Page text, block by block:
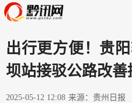
出行更方便！贵
坝站接驳公路改
2025-05-12 12:08 来源：贵州日报